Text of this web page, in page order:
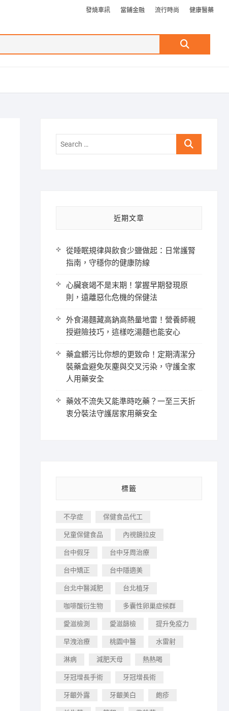
發燒車訊 當鋪金融 流行時尚 健康醫藥
Search
Search
近期文章
從睡眠規律與飲食少鹽做起：日常護腎
指南，守穩你的健康防線
心臟衰竭不是末期！掌握早期發現原
則，遠離惡化危機的保健法
外食湯麵藏高鈉高熱量地雷！營養師親
授避險技巧，這樣吃湯麵也能安心
藥盒髒污比你想的更致命！定期清潔分
裝藥盒避免灰塵與交叉污染，守護全家
人用藥安全
藥效不流失又能準時吃藥？一至三天折
衷分裝法守護居家用藥安全
標籤
不孕症 保健食品代工
兒童保健食品 內視鏡拉皮
台中假牙 台中牙周治療
台中矯正 台中隱適美
台北中醫減肥 台北植牙
咖啡酸衍生物 多囊性卵巢症候群
愛滋檢測 愛滋篩檢 提升免疫力
早洩治療 桃園中醫 水雷射
淋病 減肥天母 熱熱喝
牙冠增長手術 牙冠增長術
牙齦外露 牙齦美白 皰疹